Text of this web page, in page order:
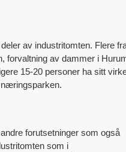
av industritomten. Flere
forvaltning av dammer i
15-20 personer ha sitt
forutsetninger som også
som i